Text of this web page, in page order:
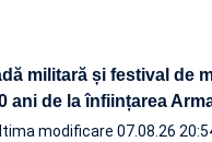
militară și festival de
ani de la înființarea
modificare 07.08.26